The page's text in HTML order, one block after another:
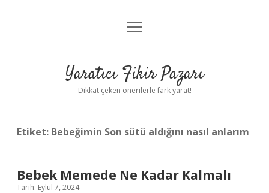
Anasayfa
Yasal Uyarı
menüyü
Yaratıcı Fikir Pazarı
Dikkat çeken önerilerle fark yarat!
Etiket: Bebeğimin Son sütü aldığını nasıl anlarım
Bebek Memede Ne Kadar Kalmalı
Tarih: Eylül 7, 2024